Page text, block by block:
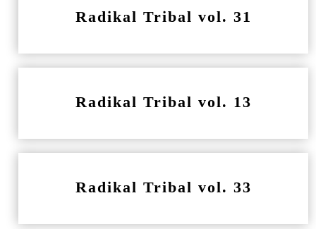
Radikal Tribal vol. 31
Radikal Tribal vol. 13
Radikal Tribal vol. 33